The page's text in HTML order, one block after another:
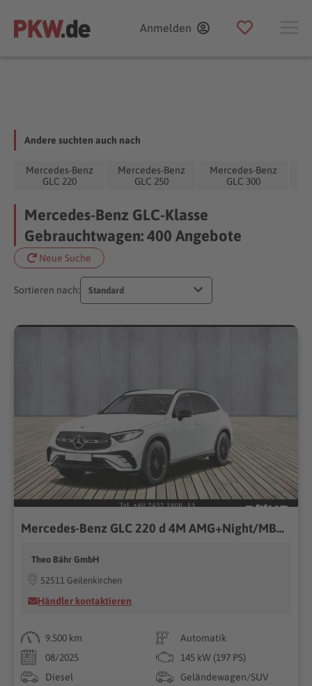
Anmelden
Andere suchten auch nach
Mercedes-Benz
GLC 220
Mercedes-Benz
GLC 250
Mercedes-Benz
GLC 300
Mercedes-Benz GLC-Klasse
Gebrauchtwagen: 400 Angebote
Neue Suche
Sortieren nach: Standard
Mercedes-Benz GLC 220 d 4M AMG+Night/MBUX/LED/AHK/360°/LMR-20"
Theo Bähr GmbH
52511 Geilenkirchen
Händler kontaktieren
9.500 km
Automatik
08/2025
145 kW (197 PS)
Diesel
Geländewagen/SUV